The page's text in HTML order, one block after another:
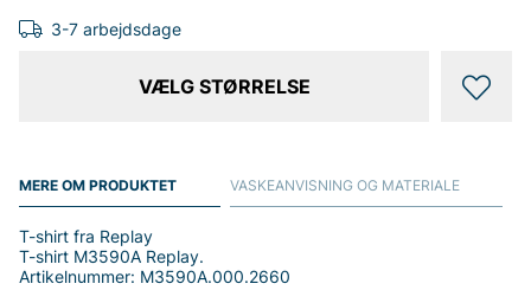
3-7 arbejdsdage
VÆLG STØRRELSE
MERE OM PRODUKTET
T-shirt fra Replay
T-shirt M3590A Replay.
Artikelnummer: M3590A.000.2660
VASKEANVISNING OG MATERIALE